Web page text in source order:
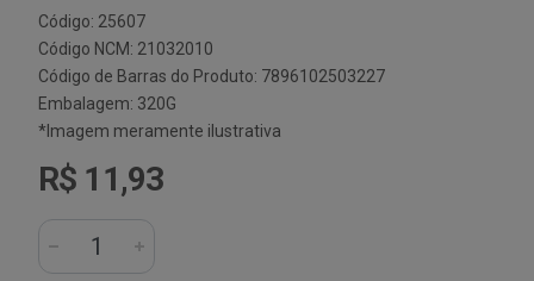
Código: 25607
Código NCM: 21032010
Código de Barras do Produto: 7896102503227
Embalagem: 320G
*Imagem meramente ilustrativa
R$ 11,93